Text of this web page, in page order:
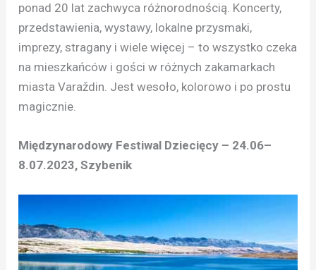
ponad 20 lat zachwyca różnorodnością. Koncerty,
przedstawienia, wystawy, lokalne przysmaki,
imprezy, stragany i wiele więcej – to wszystko czeka
na mieszkańców i gości w różnych zakamarkach
miasta Varaždin. Jest wesoło, kolorowo i po prostu
magicznie.
Międzynarodowy Festiwal Dziecięcy – 24.06–
8.07.2023, Szybenik